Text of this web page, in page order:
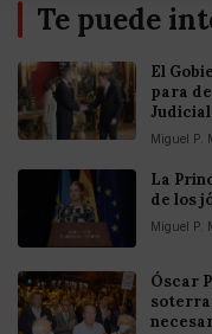
Te puede
El
para
Judicial
Miguel P.
La
de los
Miguel P.
Óscar